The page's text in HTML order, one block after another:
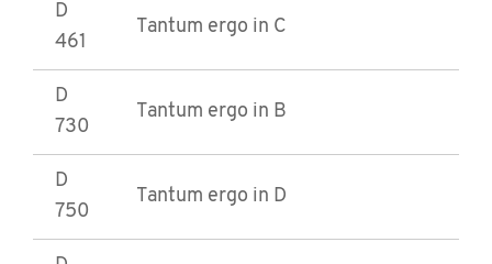
D
461
Tantum ergo in C
D
730
Tantum ergo in B
D
750
Tantum ergo in D